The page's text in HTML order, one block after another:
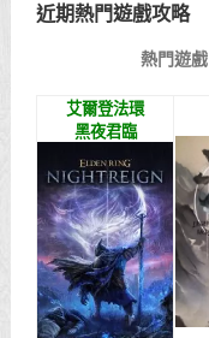
近期熱門遊戲攻略
熱門遊戲
艾爾登法環
黑夜君臨